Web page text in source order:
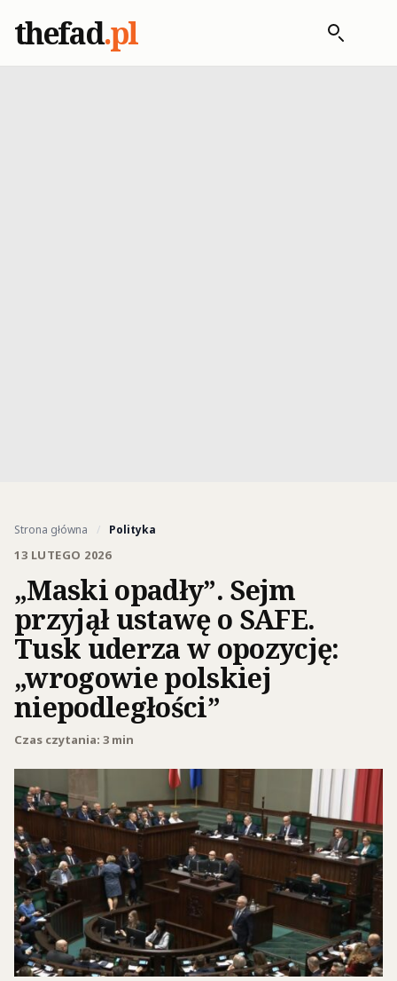
thefad.pl
Strona główna / Polityka
13 LUTEGO 2026
„Maski opadły”. Sejm
przyjął ustawę o SAFE.
Tusk uderza w opozycję:
„wrogowie polskiej
niepodległości”
Czas czytania: 3 min